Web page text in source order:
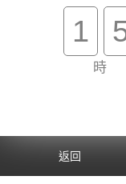
返回
關於我
客戶服
1
時